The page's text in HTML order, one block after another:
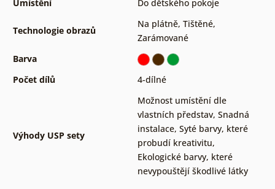
Umístění
Do dětského pokoje
Technologie obrazů
Na plátně, Tištěné,
Zarámované
Barva
Počet dílů
4-dílné
Výhody USP sety
Možnost umístění dle
vlastních představ, Snadná
instalace, Syté barvy, které
probudí kreativitu,
Ekologické barvy, které
nevypouštějí škodlivé látky